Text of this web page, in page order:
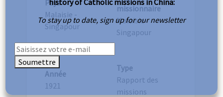
Pays
Malaisie -
Singapour
missionnaire
Malaisie-
Singapour
Année
1921
Type
Rapport des
missions
history of Catholic missions in China:
To stay up to date, sign up for our newsletter
Soumettre